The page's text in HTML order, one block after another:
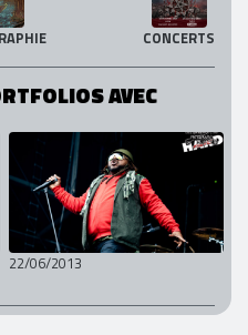
CONCERTS
AVEC
22/06/2013